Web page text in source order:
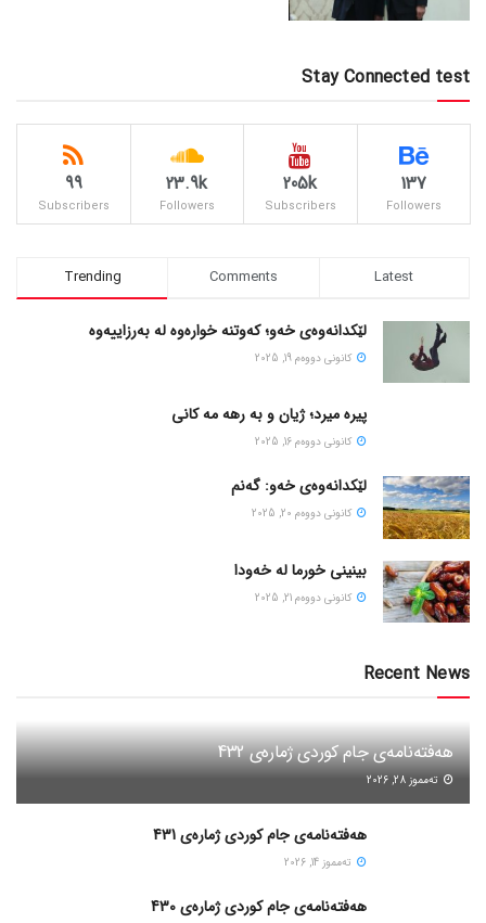
Stay Connected test
137
Followers
205k
Subscribers
23.9k
Followers
99
Subscribers
Trending Comments Latest
لێکدانەوەی خەو؛ کەوتنە خوارەوە لە بەرزاییەوە
كانونی دووه‌م 19, 2025
پیره میرد؛ ژیان و به رهه مه کانی
كانونی دووه‌م 16, 2025
لێکدانەوەی خەو: گەنم
كانونی دووه‌م 20, 2025
بینینی خورما لە خەودا
كانونی دووه‌م 21, 2025
Recent News
هەفتەنامەی جام کوردی ژمارەی 432
ته‌مموز 28, 2026
هەفتەنامەی جام کوردی ژمارەی 431
ته‌مموز 14, 2026
هەفتەنامەی جام کوردی ژمارەی 430